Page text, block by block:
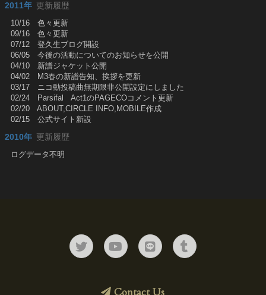
2011年 更新履歴
10/16 色々更新
09/16 色々更新
07/12 登久生ブログ開設
06/05 今後の活動についてのお知らせを公開
04/10 新譜ジャケット公開
04/02 M3春の新譜告知、挨拶を更新
03/17 ニコ動投稿曲無期限非公開設定にしました
02/24 Parsifal Act1のPAGECOコメント更新
02/20 ABOUT,CIRCLE INFO,MOBILE作成
02/15 公式サイト新設
2010年 更新履歴
ログデータ不明